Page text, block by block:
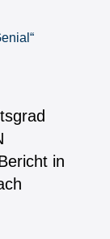
in